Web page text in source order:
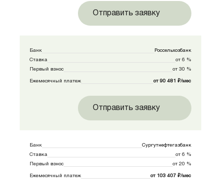
Отправить заявку
Банк Россельхозбанк
Ставка от 6 %
Первый взнос от 30 %
Ежемесячный платеж от 90 481 ₽/мес
Отправить заявку
Банк Сургутнефтегазбанк
Ставка от 6 %
Первый взнос от 20 %
Ежемесячный платеж от 103 407 ₽/мес